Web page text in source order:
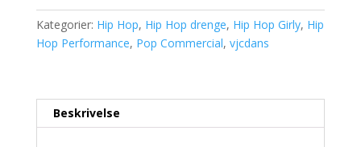
Kategorier: Hip Hop, Hip Hop drenge, Hip Hop Girly, Hip
Hop Performance, Pop Commercial, vjcdans
Beskrivelse